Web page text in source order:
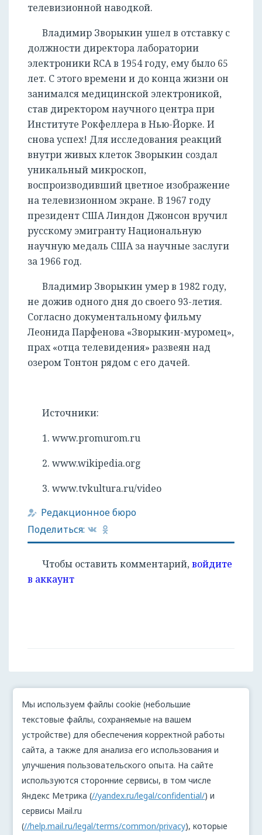
телевизионной наводкой.
Владимир Зворыкин ушел в отставку с
должности директора лаборатории
электроники RCA в 1954 году, ему было 65
лет. С этого времени и до конца жизни он
занимался медицинской электроникой,
став директором научного центра при
Институте Рокфеллера в Нью-Йорке. И
снова успех! Для исследования реакций
внутри живых клеток Зворыкин создал
уникальный микроскоп,
воспроизводивший цветное изображение
на телевизионном экране. В 1967 году
президент США Линдон Джонсон вручил
русскому эмигранту Национальную
научную медаль США за научные заслуги
за 1966 год.
Владимир Зворыкин умер в 1982 году,
не дожив одного дня до своего 93-летия.
Согласно документальному фильму
Леонида Парфенова «Зворыкин-муромец»,
прах «отца телевидения» развеян над
озером Тонтон рядом с его дачей.
Источники:
1. www.promurom.ru
2. www.wikipedia.org
3. www.tvkultura.ru/video
Редакционное бюро
Поделиться:
Чтобы оставить комментарий,войдите
в аккаунт
Мы используем файлы cookie (небольшие
текстовые файлы, сохраняемые на вашем
устройстве) для обеспечения корректной работы
сайта, а также для анализа его использования и
улучшения пользовательского опыта. На сайте
используются сторонние сервисы, в том числе
Яндекс Метрика (//yandex.ru/legal/confidential/) и
сервисы Mail.ru
(//help.mail.ru/legal/terms/common/privacy), которые